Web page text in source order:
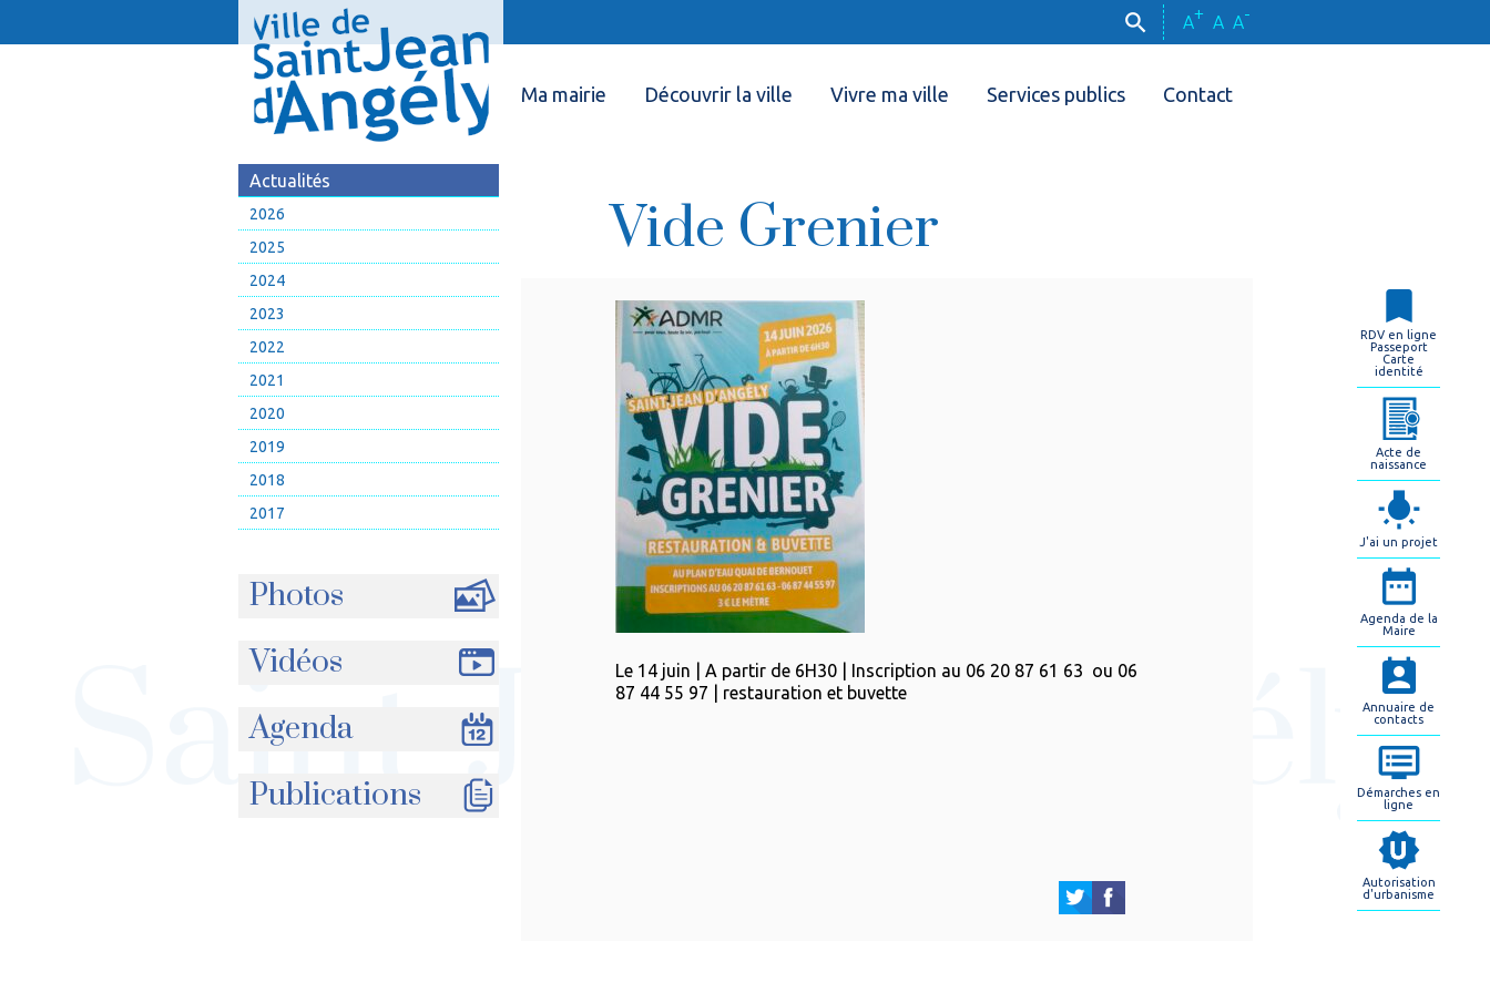
A+ A A-
Ma mairie Découvrir la ville Vivre ma ville Services publics Contact
Actualités
2026
2025
2024
2023
2022
2021
2020
2019
2018
2017
Photos
Vidéos
Agenda
Publications
Vide Grenier
Le 14 juin | A partir de 6H30 | Inscription au 06 20 87 61 63 ou 06
87 44 55 97 | restauration et buvette
RDV en ligne
Passeport
Carte
identité
Acte de
naissance
J'ai un projet
Agenda de la
Maire
Annuaire de
contacts
Démarches en
ligne
Autorisation
d'urbanisme